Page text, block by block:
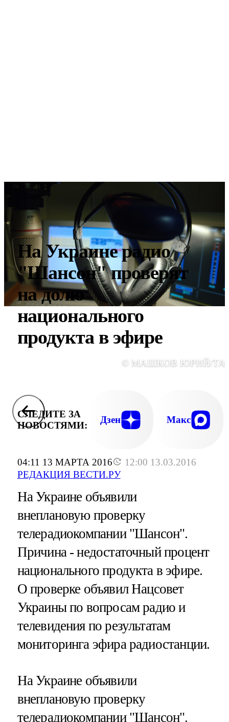
04:11 13 МАРТА 2016
12:00 13.03.2016
РЕДАКЦИЯ ВЕСТИ.РУ
На Украине радио
"Шансон" проверят
на долю
национального
продукта в эфире
© МАШКОВ ЮРИЙ/
СЛЕДИТЕ ЗА
НОВОСТЯМИ:
Дзен Макс
На Украине объявили
внеплановую проверку
телерадиокомпании "Шансон".
Причина - недостаточный процент
национального продукта в эфире.
О проверке объявил Нацсовет
Украины по вопросам радио и
телевидения по результатам
мониторинга эфира радиостанции.
На Украине объявили
внеплановую проверку
телерадиокомпании "Шансон".